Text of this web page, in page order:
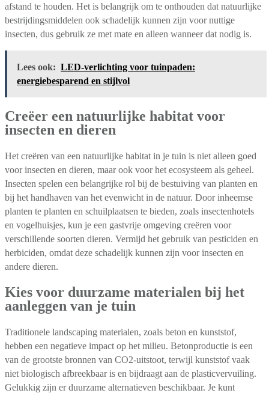
afstand te houden. Het is belangrijk om te onthouden dat natuurlijke
bestrijdingsmiddelen ook schadelijk kunnen zijn voor nuttige
insecten, dus gebruik ze met mate en alleen wanneer dat nodig is.
Lees ook: LED-verlichting voor tuinpaden:
energiebesparend en stijlvol
Creëer een natuurlijke habitat voor
insecten en dieren
Het creëren van een natuurlijke habitat in je tuin is niet alleen goed
voor insecten en dieren, maar ook voor het ecosysteem als geheel.
Insecten spelen een belangrijke rol bij de bestuiving van planten en
bij het handhaven van het evenwicht in de natuur. Door inheemse
planten te planten en schuilplaatsen te bieden, zoals insectenhotels
en vogelhuisjes, kun je een gastvrije omgeving creëren voor
verschillende soorten dieren. Vermijd het gebruik van pesticiden en
herbiciden, omdat deze schadelijk kunnen zijn voor insecten en
andere dieren.
Kies voor duurzame materialen bij het
aanleggen van je tuin
Traditionele landscaping materialen, zoals beton en kunststof,
hebben een negatieve impact op het milieu. Betonproductie is een
van de grootste bronnen van CO2-uitstoot, terwijl kunststof vaak
niet biologisch afbreekbaar is en bijdraagt aan de plasticvervuiling.
Gelukkig zijn er duurzame alternatieven beschikbaar. Je kunt